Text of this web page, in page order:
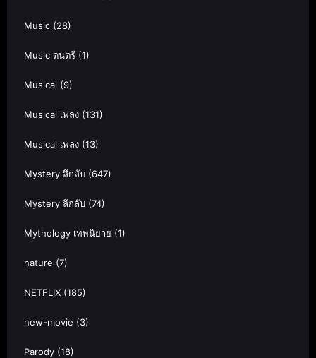
Music (28)
Music ดนตรี (1)
Musical (9)
Musical เพลง (131)
Musical เพลง (13)
Mystery ลึกลับ (647)
Mystery ลึกลับ (74)
Mythology เทพนิยาย (1)
nature (7)
NETFLIX (185)
new-movie (3)
Parody (18)